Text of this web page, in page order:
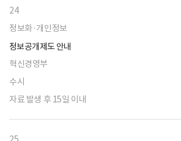
24
정보화·개인정보
정보공개제도 안내
혁신경영부
수시
자료 발생 후 15일 이내